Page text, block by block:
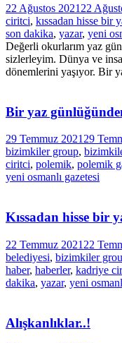
22 Ağustos 2021 22
ciritci, kıssadan hisse bir
son dakika, yazar, yeni
Değerli okurlarım yaz
sizlerleyim. Dünya ve
dönemlerini yaşıyor. Bir
Bir yaz
29 Temmuz 2021 29
bizimkiler group,
ciritci, polemik, polemik
yeni osmanlı gazetesi
Kıssadan hisse bir
22 Temmuz 2021 22
belediyesi, bizimkiler
haber, haberler, kadriye
dakika, yazar, yeni
Alışkanlıklar..!